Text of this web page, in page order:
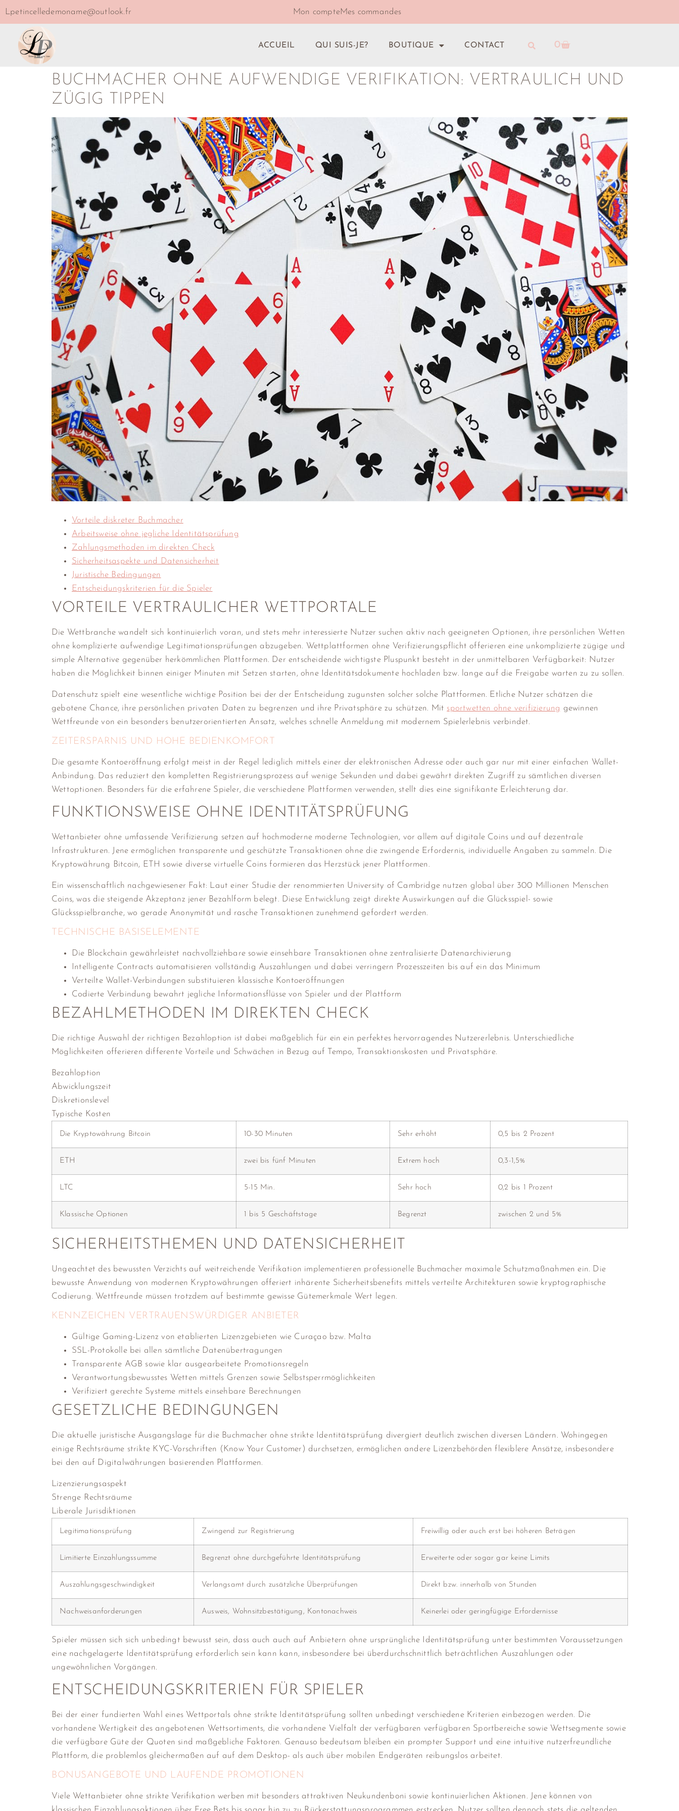
Lpetincelledemoname@outlook.fr Mon compteMes commandes
ACCUEIL QUI SUIS-JE? BOUTIQUE CONTACT 0
BUCHMACHER OHNE AUFWENDIGE VERIFIKATION: VERTRAULICH UND
ZÜGIG TIPPEN
Vorteile diskreter Buchmacher
Arbeitsweise ohne jegliche Identitätsprüfung
Zahlungsmethoden im direkten Check
Sicherheitsaspekte und Datensicherheit
Juristische Bedingungen
Entscheidungskriterien für die Spieler
VORTEILE VERTRAULICHER WETTPORTALE
Die Wettbranche wandelt sich kontinuierlich voran, und stets mehr interessierte Nutzer suchen aktiv nach geeigneten Optionen, ihre persönlichen Wetten
ohne komplizierte aufwendige Legitimationsprüfungen abzugeben. Wettplattformen ohne Verifizierungspflicht offerieren eine unkomplizierte zügige und
simple Alternative gegenüber herkömmlichen Plattformen. Der entscheidende wichtigste Pluspunkt besteht in der unmittelbaren Verfügbarkeit: Nutzer
haben die Möglichkeit binnen einiger Minuten mit Setzen starten, ohne Identitätsdokumente hochladen bzw. lange auf die Freigabe warten zu zu sollen.
Datenschutz spielt eine wesentliche wichtige Position bei der der Entscheidung zugunsten solcher solche Plattformen. Etliche Nutzer schätzen die
gebotene Chance, ihre persönlichen privaten Daten zu begrenzen und ihre Privatsphäre zu schützen. Mit sportwetten ohne verifizierung gewinnen
Wettfreunde von ein besonders benutzerorientierten Ansatz, welches schnelle Anmeldung mit modernem Spielerlebnis verbindet.
ZEITERSPARNIS UND HOHE BEDIENKOMFORT
Die gesamte Kontoeröffnung erfolgt meist in der Regel lediglich mittels einer der elektronischen Adresse oder auch gar nur mit einer einfachen Wallet-
Anbindung. Das reduziert den kompletten Registrierungsprozess auf wenige Sekunden und dabei gewährt direkten Zugriff zu sämtlichen diversen
Wettoptionen. Besonders für die erfahrene Spieler, die verschiedene Plattformen verwenden, stellt dies eine signifikante Erleichterung dar.
FUNKTIONSWEISE OHNE IDENTITÄTSPRÜFUNG
Wettanbieter ohne umfassende Verifizierung setzen auf hochmoderne moderne Technologien, vor allem auf digitale Coins und auf dezentrale
Infrastrukturen. Jene ermöglichen transparente und geschützte Transaktionen ohne die zwingende Erfordernis, individuelle Angaben zu sammeln. Die
Kryptowährung Bitcoin, ETH sowie diverse virtuelle Coins formieren das Herzstück jener Plattformen.
Ein wissenschaftlich nachgewiesener Fakt: Laut einer Studie der renommierten University of Cambridge nutzen global über 300 Millionen Menschen
Coins, was die steigende Akzeptanz jener Bezahlform belegt. Diese Entwicklung zeigt direkte Auswirkungen auf die Glücksspiel- sowie
Glücksspielbranche, wo gerade Anonymität und rasche Transaktionen zunehmend gefordert werden.
TECHNISCHE BASISELEMENTE
Die Blockchain gewährleistet nachvollziehbare sowie einsehbare Transaktionen ohne zentralisierte Datenarchivierung
Intelligente Contracts automatisieren vollständig Auszahlungen und dabei verringern Prozesszeiten bis auf ein das Minimum
Verteilte Wallet-Verbindungen substituieren klassische Kontoeröffnungen
Codierte Verbindung bewahrt jegliche Informationsflüsse von Spieler und der Plattform
BEZAHLMETHODEN IM DIREKTEN CHECK
Die richtige Auswahl der richtigen Bezahloption ist dabei maßgeblich für ein ein perfektes hervorragendes Nutzererlebnis. Unterschiedliche
Möglichkeiten offerieren differente Vorteile und Schwächen in Bezug auf Tempo, Transaktionskosten und Privatsphäre.
Bezahloption
Abwicklungszeit
Diskretionslevel
Typische Kosten
Die Kryptowährung Bitcoin 10-30 Minuten Sehr erhöht 0,5 bis 2 Prozent
ETH zwei bis fünf Minuten Extrem hoch 0,3-1,5%
LTC 5-15 Min. Sehr hoch 0,2 bis 1 Prozent
Klassische Optionen 1 bis 5 Geschäftstage Begrenzt zwischen 2 und 5%
SICHERHEITSTHEMEN UND DATENSICHERHEIT
Ungeachtet des bewussten Verzichts auf weitreichende Verifikation implementieren professionelle Buchmacher maximale Schutzmaßnahmen ein. Die
bewusste Anwendung von modernen Kryptowährungen offeriert inhärente Sicherheitsbenefits mittels verteilte Architekturen sowie kryptographische
Codierung. Wettfreunde müssen trotzdem auf bestimmte gewisse Gütemerkmale Wert legen.
KENNZEICHEN VERTRAUENSWÜRDIGER ANBIETER
Gültige Gaming-Lizenz von etablierten Lizenzgebieten wie Curaçao bzw. Malta
SSL-Protokolle bei allen sämtliche Datenübertragungen
Transparente AGB sowie klar ausgearbeitete Promotionsregeln
Verantwortungsbewusstes Wetten mittels Grenzen sowie Selbstsperrmöglichkeiten
Verifiziert gerechte Systeme mittels einsehbare Berechnungen
GESETZLICHE BEDINGUNGEN
Die aktuelle juristische Ausgangslage für die Buchmacher ohne strikte Identitätsprüfung divergiert deutlich zwischen diversen Ländern. Wohingegen
einige Rechtsräume strikte KYC-Vorschriften (Know Your Customer) durchsetzen, ermöglichen andere Lizenzbehörden flexiblere Ansätze, insbesondere
bei den auf Digitalwährungen basierenden Plattformen.
Lizenzierungsaspekt
Strenge Rechtsräume
Liberale Jurisdiktionen
Legitimationsprüfung Zwingend zur Registrierung Freiwillig oder auch erst bei höheren Beträgen
Limitierte Einzahlungssumme Begrenzt ohne durchgeführte Identitätsprüfung Erweiterte oder sogar gar keine Limits
Auszahlungsgeschwindigkeit Verlangsamt durch zusätzliche Überprüfungen Direkt bzw. innerhalb von Stunden
Nachweisanforderungen Ausweis, Wohnsitzbestätigung, Kontonachweis Keinerlei oder geringfügige Erfordernisse
Spieler müssen sich sich unbedingt bewusst sein, dass auch auch auf Anbietern ohne ursprüngliche Identitätsprüfung unter bestimmten Voraussetzungen
eine nachgelagerte Identitätsprüfung erforderlich sein kann kann, insbesondere bei überdurchschnittlich beträchtlichen Auszahlungen oder
ungewöhnlichen Vorgängen.
ENTSCHEIDUNGSKRITERIEN FÜR SPIELER
Bei der einer fundierten Wahl eines Wettportals ohne strikte Identitätsprüfung sollten unbedingt verschiedene Kriterien einbezogen werden. Die
vorhandene Wertigkeit des angebotenen Wettsortiments, die vorhandene Vielfalt der verfügbaren verfügbaren Sportbereiche sowie Wettsegmente sowie
die verfügbare Güte der Quoten sind maßgebliche Faktoren. Genauso bedeutsam bleiben ein prompter Support und eine intuitive nutzerfreundliche
Plattform, die problemlos gleichermaßen auf auf dem Desktop- als auch über mobilen Endgeräten reibungslos arbeitet.
BONUSANGEBOTE UND LAUFENDE PROMOTIONEN
Viele Wettanbieter ohne strikte Verifikation werben mit besonders attraktiven Neukundenboni sowie kontinuierlichen Aktionen. Jene können von